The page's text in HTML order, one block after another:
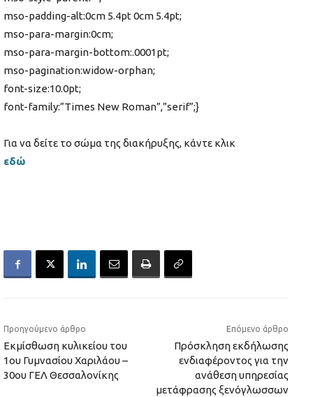
mso-padding-alt:0cm 5.4pt 0cm 5.4pt;
mso-para-margin:0cm;
mso-para-margin-bottom:.0001pt;
mso-pagination:widow-orphan;
font-size:10.0pt;
font-family:”Times New Roman”,”serif”;}
Για να δείτε το σώμα της διακήρυξης, κάντε κλικ
εδώ
Προηγούμενο άρθρο
Εκμίσθωση κυλικείου του
1ου Γυμνασίου Χαριλάου –
30ου ΓΕΛ Θεσσαλονίκης
Επόμενο άρθρο
Πρόσκληση εκδήλωσης
ενδιαφέροντος για την
ανάθεση υπηρεσίας
μετάφρασης ξενόγλωσσων